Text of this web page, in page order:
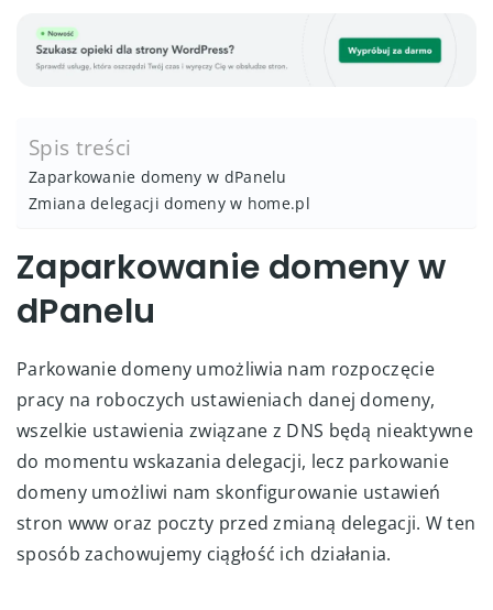
Spis treści
Zaparkowanie domeny w dPanelu
Zmiana delegacji domeny w home.pl
Zaparkowanie domeny w
dPanelu
Parkowanie domeny umożliwia nam rozpoczęcie
pracy na roboczych ustawieniach danej domeny,
wszelkie ustawienia związane z DNS będą nieaktywne
do momentu wskazania delegacji, lecz parkowanie
domeny umożliwi nam skonfigurowanie ustawień
stron www oraz poczty przed zmianą delegacji. W ten
sposób zachowujemy ciągłość ich działania.